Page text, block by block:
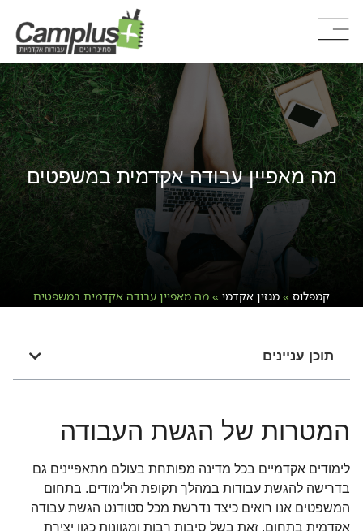
מה מאפיין עבודה אקדמית במשפטים
קמפלוס » מגזין אקדמי » מה מאפיין עבודה אקדמית במשפטים
תוכן עניינים
המטרות של הגשת העבודה
לימודים אקדמיים בכל מדינה מפותחת בעולם מתאפיינים גם
בדרישה להגשת עבודות במהלך תקופת הלימודים. בתחום
המשפטים אנו רואים כיצד נדרשת מכל סטודנט הגשת עבודה
אקדמית בתחום. זאת בשל סיבות רבות ומגוונות כגון יצירת